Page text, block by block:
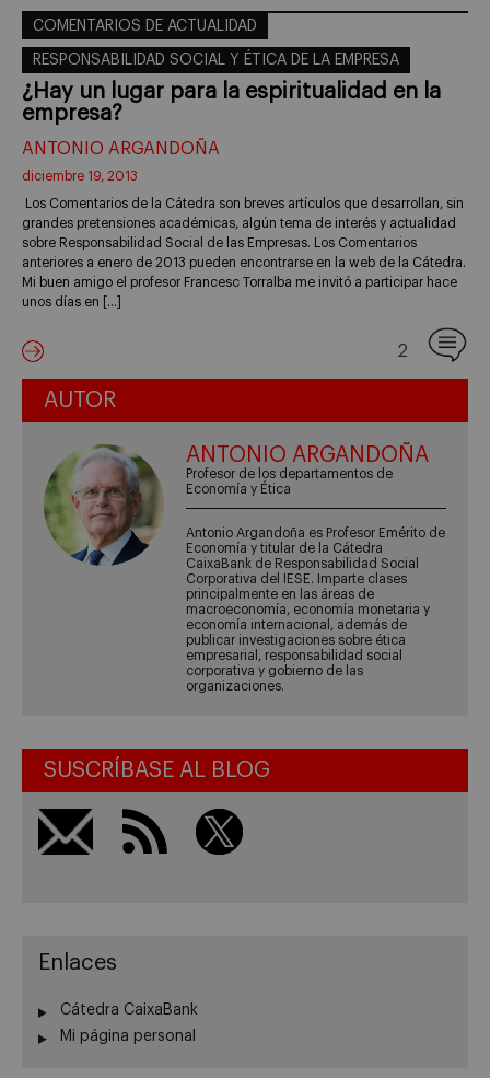
COMENTARIOS DE ACTUALIDAD
RESPONSABILIDAD SOCIAL Y ÉTICA DE LA EMPRESA
¿Hay un lugar para la espiritualidad en la
empresa?
ANTONIO ARGANDOÑA
diciembre 19, 2013
Los Comentarios de la Cátedra son breves artículos que desarrollan, sin
grandes pretensiones académicas, algún tema de interés y actualidad
sobre Responsabilidad Social de las Empresas. Los Comentarios
anteriores a enero de 2013 pueden encontrarse en la web de la Cátedra.
Mi buen amigo el profesor Francesc Torralba me invitó a participar hace
unos días en […]
2
AUTOR
ANTONIO ARGANDOÑA
Profesor de los departamentos de
Economía y Ética
Antonio Argandoña es Profesor Emérito de
Economía y titular de la Cátedra
CaixaBank de Responsabilidad Social
Corporativa del IESE. Imparte clases
principalmente en las áreas de
macroeconomía, economía monetaria y
economía internacional, además de
publicar investigaciones sobre ética
empresarial, responsabilidad social
corporativa y gobierno de las
organizaciones.
SUSCRÍBASE AL BLOG
Enlaces
Cátedra CaixaBank
Mi página personal